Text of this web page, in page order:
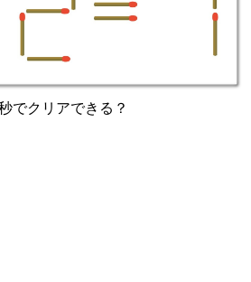
でクリアできる？